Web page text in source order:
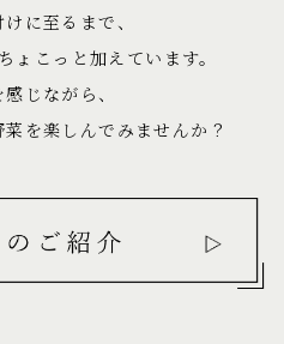
に至るまで、
ょこっと加えています。
じながら、
を楽しんでみませんか？